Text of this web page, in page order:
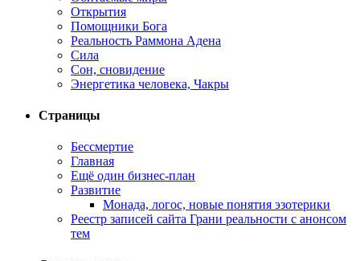
Открытия
Помощники Бога
Реальность Раммона Адена
Сила
Сон, сновидение
Энергетика человека, Чакры
Страницы
Бессмертие
Главная
Ещё один бизнес-план
Развитие
Монада, логос, новые понятия эзотерики
Реестр записей сайта Грани реальности с анонсом
тем